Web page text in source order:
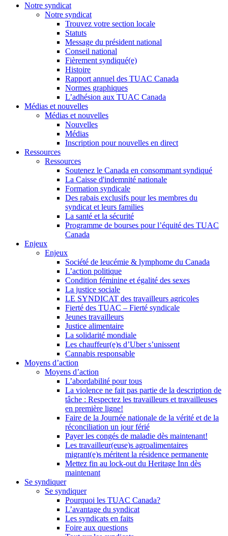
Notre syndicat
Notre syndicat
Trouvez votre section locale
Statuts
Message du président national
Conseil national
Fièrement syndiqué(e)
Histoire
Rapport annuel des TUAC Canada
Normes graphiques
L’adhésion aux TUAC Canada
Médias et nouvelles
Médias et nouvelles
Nouvelles
Médias
Inscription pour nouvelles en direct
Ressources
Ressources
Soutenez le Canada en consommant syndiqué
La Caisse d'indemnité nationale
Formation syndicale
Des rabais exclusifs pour les membres du
syndicat et leurs families
La santé et la sécurité
Programme de bourses pour l’équité des TUAC
Canada
Enjeux
Enjeux
Société de leucémie & lymphome du Canada
L’action politique
Condition féminine et égalité des sexes
La justice sociale
LE SYNDICAT des travailleurs agricoles
Fierté des TUAC – Fierté syndicale
Jeunes travailleurs
Justice alimentaire
La solidarité mondiale
Les chauffeur(e)s d’Uber s’unissent
Cannabis responsable
Moyens d’action
Moyens d’action
L’abordabilité pour tous
La violence ne fait pas partie de la description de
tâche : Respectez les travailleurs et travailleuses
en première ligne!
Faire de la Journée nationale de la vérité et de la
réconciliation un jour férié
Payer les congés de maladie dès maintenant!
Les travailleur(euse)s agroalimentaires
migrant(e)s méritent la résidence permanente
Mettez fin au lock-out du Heritage Inn dès
maintenant
Se syndiquer
Se syndiquer
Pourquoi les TUAC Canada?
L’avantage du syndicat
Les syndicats en faits
Foire aux questions